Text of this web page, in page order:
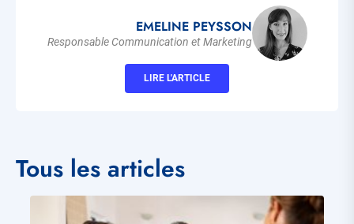
LIRE L'ARTICLE
EMELINE PEYSSON
Responsable Communication et Marketing
Tous les articles
principal